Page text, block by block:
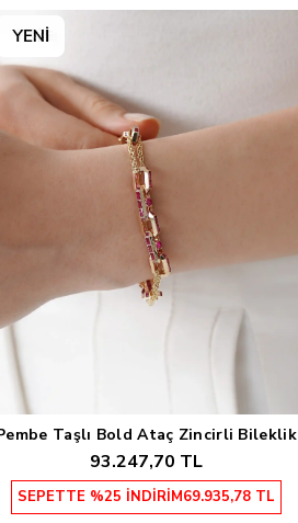
Sepete Ekle
Taşlı Bold Ataç Zincirli Bileklik
93.247,70 TL
SEPETTE %25 İNDİRİM69.935,78 TL